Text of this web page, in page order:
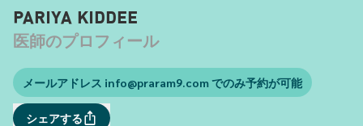
PARIYA KIDDEE
医師のプロフィール
メールアドレス info@praram9.comでのみ予約が可能
シェアする